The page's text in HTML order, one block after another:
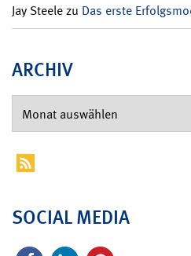
Jay Steelezu Das erste
ARCHIV
SOCIAL MEDIA